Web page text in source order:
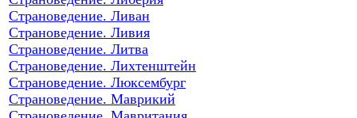
Страноведение. Ливан
Страноведение. Ливия
Страноведение. Литва
Страноведение. Лихтенштейн
Страноведение. Люксембург
Страноведение. Маврикий